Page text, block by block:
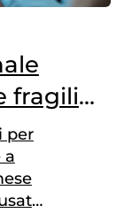
fragili
per
a